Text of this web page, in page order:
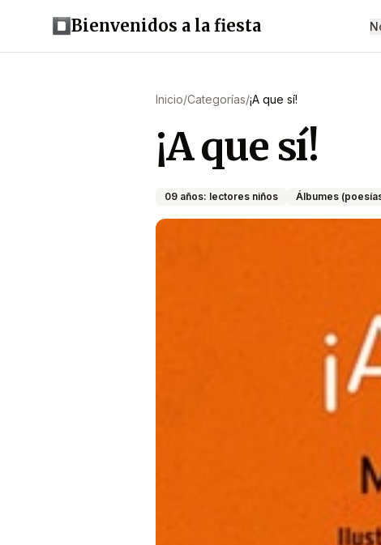
Bienvenidos a la fiesta
Inicio/Categorías/¡A que sí!
¡A que sí!
09 años: lectores niños Álbumes